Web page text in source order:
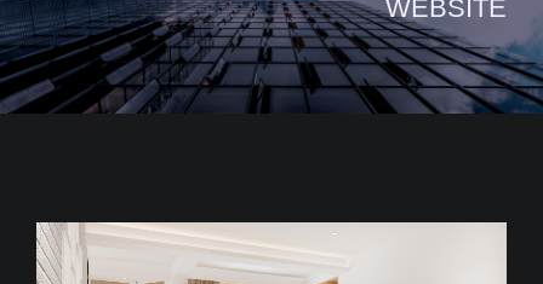
WEBSITE